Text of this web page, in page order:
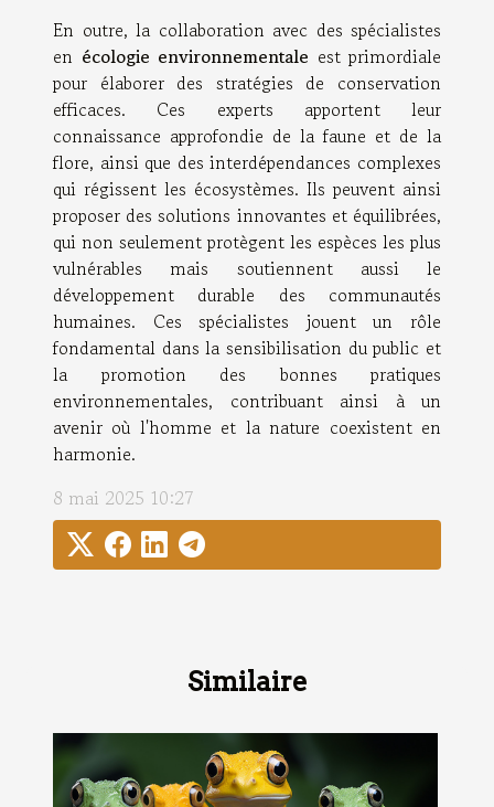
En outre, la collaboration avec des spécialistes
en écologie environnementale est primordiale
pour élaborer des stratégies de conservation
efficaces. Ces experts apportent leur
connaissance approfondie de la faune et de la
flore, ainsi que des interdépendances complexes
qui régissent les écosystèmes. Ils peuvent ainsi
proposer des solutions innovantes et équilibrées,
qui non seulement protègent les espèces les plus
vulnérables mais soutiennent aussi le
développement durable des communautés
humaines. Ces spécialistes jouent un rôle
fondamental dans la sensibilisation du public et
la promotion des bonnes pratiques
environnementales, contribuant ainsi à un
avenir où l'homme et la nature coexistent en
harmonie.
8 mai 2025 10:27
Similaire